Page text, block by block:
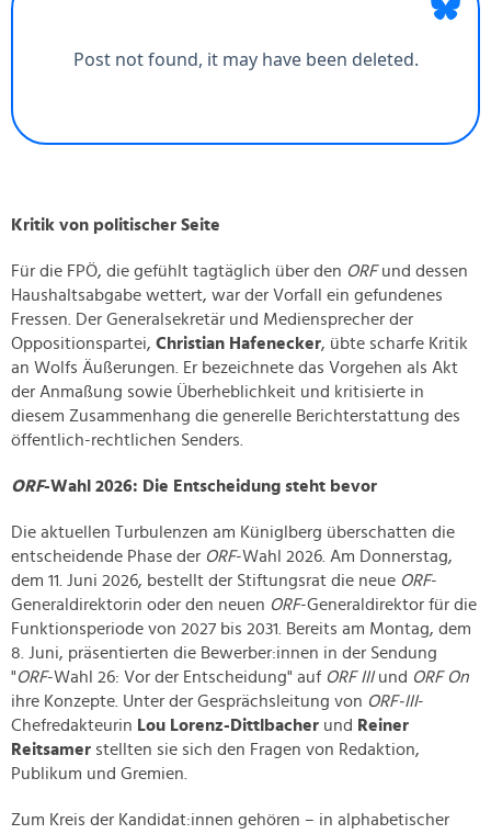
Kritik von politischer Seite
Für die FPÖ, die gefühlt tagtäglich über den ORFund dessen
Haushaltsabgabe wettert, war der Vorfall ein gefundenes
Fressen. Der Generalsekretär und Mediensprecher der
Oppositionspartei, Christian Hafenecker, übte scharfe Kritik
an Wolfs Äußerungen. Er bezeichnete das Vorgehen als Akt
der Anmaßung sowie Überheblichkeit und kritisierte in
diesem Zusammenhang die generelle Berichterstattung des
öffentlich-rechtlichen Senders.
ORF-Wahl 2026: Die Entscheidung steht bevor
Die aktuellen Turbulenzen am Küniglberg überschatten die
entscheidende Phase der ORF-Wahl 2026. Am Donnerstag,
dem 11. Juni 2026, bestellt der Stiftungsrat die neue ORF-
Generaldirektorin oder den neuen ORF-Generaldirektor für die
Funktionsperiode von 2027 bis 2031. Bereits am Montag, dem
8. Juni, präsentierten die Bewerber:innen in der Sendung
"ORF-Wahl 26: Vor der Entscheidung" auf ORF IIIund ORF On
ihre Konzepte. Unter der Gesprächsleitung von ORF-III-
Chefredakteurin Lou Lorenz-Dittlbacher und Reiner
Reitsamer stellten sie sich den Fragen von Redaktion,
Publikum und Gremien.
Zum Kreis der Kandidat:innen gehören – in alphabetischer